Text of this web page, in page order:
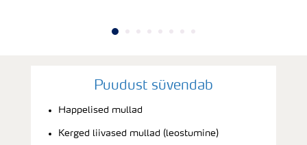
Puudust süvendab
Happelised mullad
Kerged liivased mullad (leostumine)